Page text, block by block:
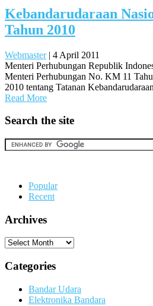
Kebandarudaraan
Tahun 2010
Webmaster| 4 April 2011
Menteri Perhubungan Republik
Menteri Perhubungan No. KM 11
2010 tentang Tatanan
Read More
Search the site
Popular
Recent
Archives
Archives
Categories
Bandar Udara
Elektronika Bandara